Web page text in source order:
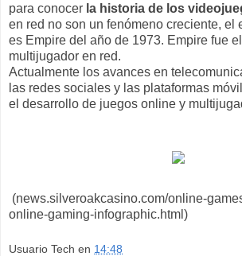
para conocer la historia de los
en red no son un fenómeno creciente, el
es Empire del año de 1973. Empire fue
multijugador en red.
Actualmente los avances en
las redes sociales y las plataformas
el desarrollo de juegos online y
(news.silveroakcasino.com/online-
online-gaming-infographic.html)
Usuario Tech en 14:48